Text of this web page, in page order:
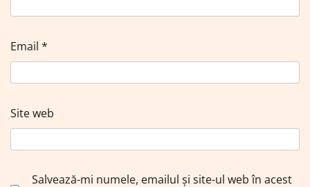
Email *
Site web
Salvează-mi numele, emailul și site-ul web în acest